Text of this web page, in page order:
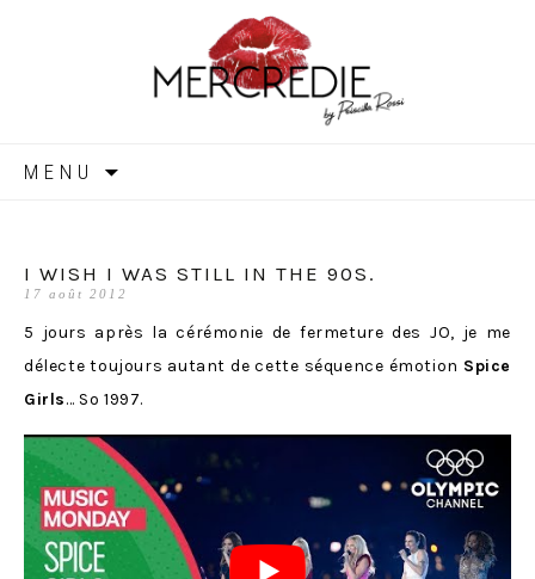
MERCREDIE
MENU
I WISH I WAS STILL IN THE 90S.
17 août 2012
5 jours après la cérémonie de fermeture des JO, je me
délecte toujours autant de cette séquence émotion Spice
Girls… So 1997.